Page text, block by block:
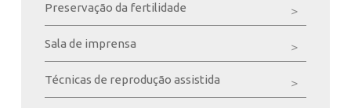
Preservação da fertilidade
Sala de imprensa
Técnicas de reprodução assistida